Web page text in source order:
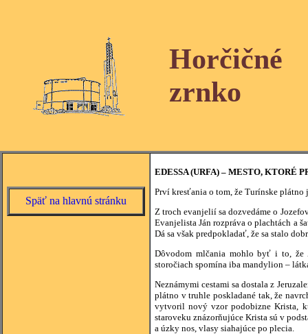
Horčičné
zrnko
Späť na hlavnú stránku
EDESSA (URFA) – MESTO, KTORÉ
Prví kresťania o tom, že Turínske
Z troch evanjelií sa dozvedáme o
Evanjelista Ján rozpráva o plachtách a
Dá sa však predpokladať, že sa stalo
Dôvodom mlčania mohlo byť i to, že
storočiach spomína iba mandylion –
Neznámymi cestami sa dostala z
plátno v truhle poskladané tak, že
vytvoril nový vzor podobizne Krista,
staroveku znázorňujúce Krista sú v
a úzky nos, vlasy siahajúce po plecia.